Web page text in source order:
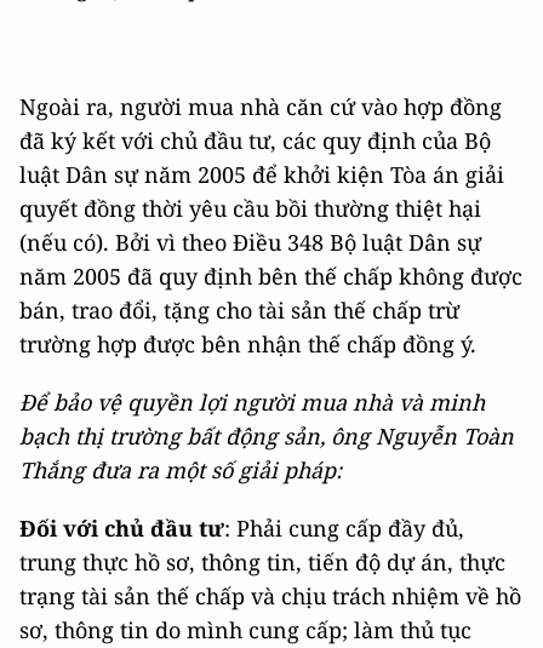
Ngoài ra, người mua nhà căn cứ vào hợp đồng
đã ký kết với chủ đầu tư, các quy định của Bộ
luật Dân sự năm 2005 để khởi kiện Tòa án giải
quyết đồng thời yêu cầu bồi thường thiệt hại
(nếu có). Bởi vì theo Điều 348 Bộ luật Dân sự
năm 2005 đã quy định bên thế chấp không được
bán, trao đổi, tặng cho tài sản thế chấp trừ
trường hợp được bên nhận thế chấp đồng ý.
Để bảo vệ quyền lợi người mua nhà và minh
bạch thị trường bất động sản, ông Nguyễn Toàn
Thắng đưa ra một số giải pháp:
Đối với chủ đầu tư: Phải cung cấp đầy đủ,
trung thực hồ sơ, thông tin, tiến độ dự án, thực
trạng tài sản thế chấp và chịu trách nhiệm về hồ
sơ, thông tin do mình cung cấp; làm thủ tục